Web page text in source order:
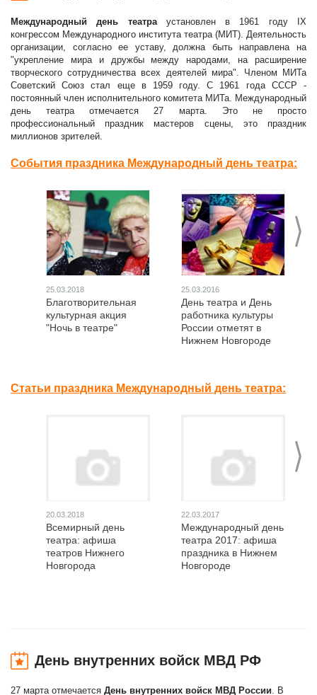
Международный день театраустановлен в 1961 году IX
конгрессом Международного института театра (МИТ). Деятельность
организации, согласно ее уставу, должна быть направлена на
"укрепление мира и дружбы между народами, на расширение
творческого сотрудничества всех деятелей мира". Членом МИТа
Советский Союз стал еще в 1959 году. С 1961 года СССР -
постоянный член исполнительного комитета МИТа. Международный
день театра отмечается 27 марта. Это не просто
профессиональный праздник мастеров сцены, это праздник
миллионов зрителей.
События праздника Международный день театра:
>
25.03.2018
Благотворительная
культурная акция
"Ночь в театре"
25.03.2016
День театра и День
работника культуры
России отметят в
Нижнем Новгороде
Статьи праздника Международный день театра:
>
20.03.2018
Всемирный день
театра: афиша
театров Нижнего
Новгорода
22.03.2017
Международный день
театра 2017: афиша
праздника в Нижнем
Новгороде
День внутренних войск МВД РФ
27 марта отмечается День внутренних войск МВД России. В